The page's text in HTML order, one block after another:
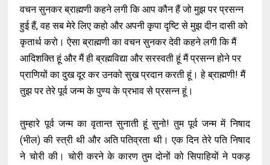
वचन सुनकर ब्राह्मणी कहने लगी कि आप कौन हैं जो मुझ पर प्रसन्न
हुई हैं, वह सब मेरे लिए कहो और अपनी कृपा दृष्टि से मुझ दीन दासी को
कृतार्थ करो। ऐसा ब्राह्मणी का वचन सुनकर देवी कहने लगी कि मैं
आदिशक्ति हूं और मैं ही ब्रह्मविद्या और सरस्वती हूं मैं प्रसन्न होने पर
प्राणियों का दुख दूर कर उनको सुख प्रदान करती हूं। हे ब्राह्मणी! मैं
तुझ पर तेरे पूर्व जन्म के पुण्य के प्रभाव से प्रसन्न हूं।
तुम्हारे पूर्व जन्म का वृतान्त सुनाती हूं सुनो! तुम पूर्व जन्म में निषाद
(भील) की स्त्री थी और अति पतिव्रता थी। एक दिन तेरे पति निषाद
ने चोरी की। चोरी करने के कारण तुम दोनों को सिपाहियों ने पकड़